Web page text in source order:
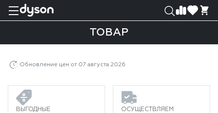
ТОВАР
Обновление цен от 07 августа 2026
ВЫГОДНЫЕ
ОСУЩЕСТВЛЯЕМ